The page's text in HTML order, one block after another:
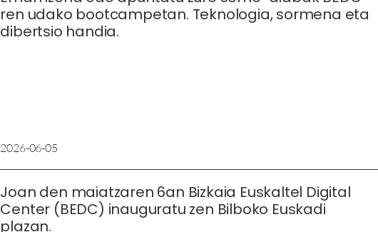
ren udako bootcampetan. Teknologia, sormena eta
dibertsio handia.
2026-06-05
Joan den maiatzaren 6an Bizkaia Euskaltel Digital
Center (BEDC) inauguratu zen Bilboko Euskadi
plazan.